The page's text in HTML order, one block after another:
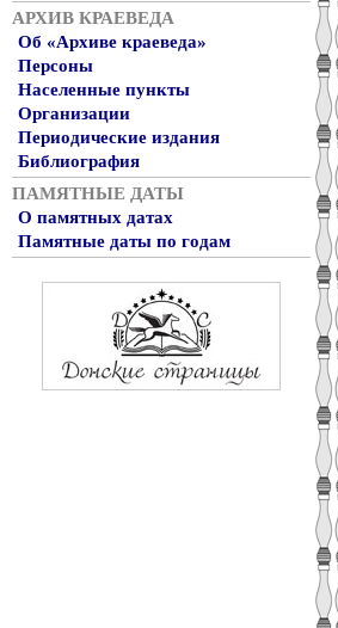
АРХИВ КРАЕВЕДА
Об «Архиве краеведа»
Персоны
Населенные пункты
Организации
Периодические издания
Библиография
ПАМЯТНЫЕ ДАТЫ
О памятных датах
Памятные даты по годам